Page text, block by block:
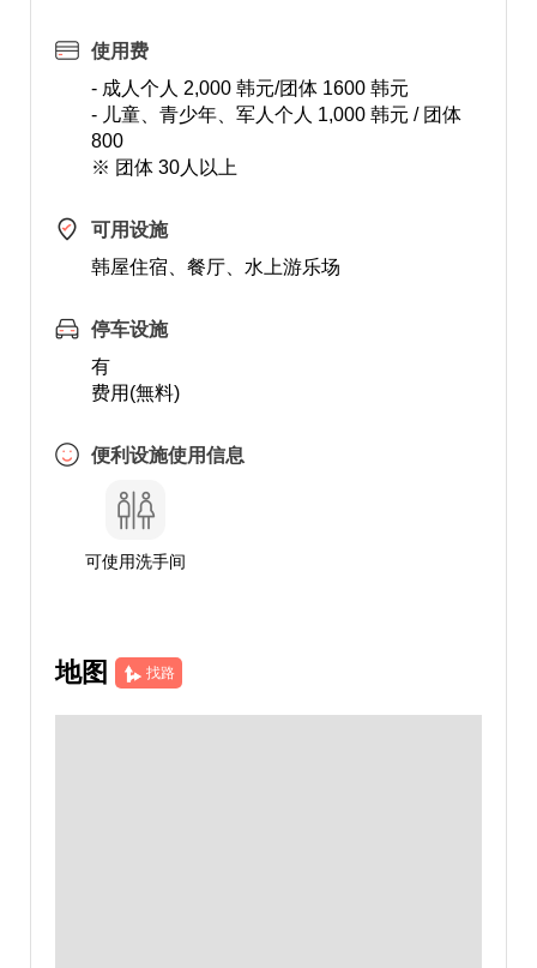
使用费
- 成人个人 2,000 韩元/团体 1600 韩元
- 儿童、青少年、军人个人 1,000 韩元 / 团体
800
※ 团体 30人以上
可用设施
韩屋住宿、餐厅、水上游乐场
停车设施
有
费用(無料)
便利设施使用信息
可使用洗手间
地图 找路